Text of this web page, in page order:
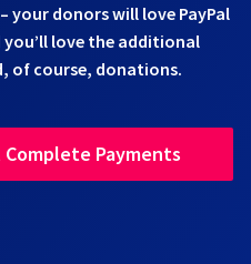
your donors will love PayPal
you’ll love the additional
of course, donations.
Payments